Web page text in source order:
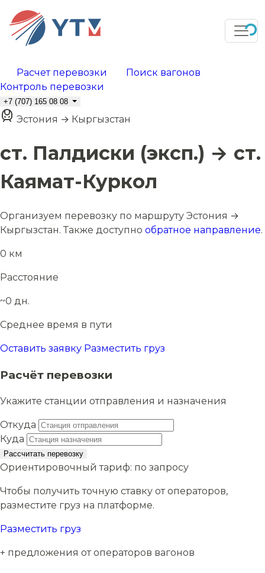
Расчет перевозки
Поиск вагонов
Контроль перевозки
+7 (707) 165 08 08
Эстония → Кыргызстан
ст. Палдиски (эксп.) → ст.
Каямат-Куркол
Организуем перевозку по маршруту Эстония →
Кыргызстан. Также доступно обратное направление.
0 км
Расстояние
~0 дн.
Среднее время в пути
Оставить заявку Разместить груз
Расчёт перевозки
Укажите станции отправления и назначения
Откуда
Куда
Рассчитать перевозку
Ориентировочный тариф: по запросу
Чтобы получить точную ставку от операторов,
разместите груз на платформе.
Разместить груз
+ предложения от операторов вагонов